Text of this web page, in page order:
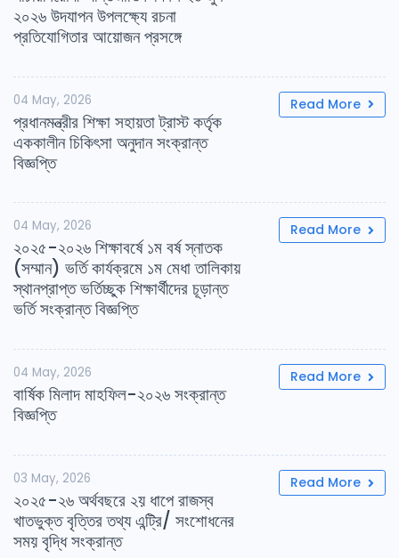
২০২৬ উদযাপন উপলক্ষ্যে রচনা
প্রতিযোগিতার আয়োজন প্রসঙ্গে
04 May, 2026
প্রধানমন্ত্রীর শিক্ষা সহায়তা ট্রাস্ট কর্তৃক
এককালীন চিকিৎসা অনুদান সংক্রান্ত
বিজ্ঞপ্তি
Read More
04 May, 2026
২০২৫-২০২৬ শিক্ষাবর্ষে ১ম বর্ষ স্নাতক
(সম্মান) ভর্তি কার্যক্রমে ১ম মেধা তালিকায়
স্থানপ্রাপ্ত ভর্তিচ্ছুক শিক্ষার্থীদের চূড়ান্ত
ভর্তি সংক্রান্ত বিজ্ঞপ্তি
Read More
04 May, 2026
বার্ষিক মিলাদ মাহফিল-২০২৬ সংক্রান্ত
বিজ্ঞপ্তি
Read More
03 May, 2026
২০২৫-২৬ অর্থবছরে ২য় ধাপে রাজস্ব
খাতভুক্ত বৃত্তির তথ্য এন্ট্রি/ সংশোধনের
সময় বৃদ্ধি সংক্রান্ত
Read More